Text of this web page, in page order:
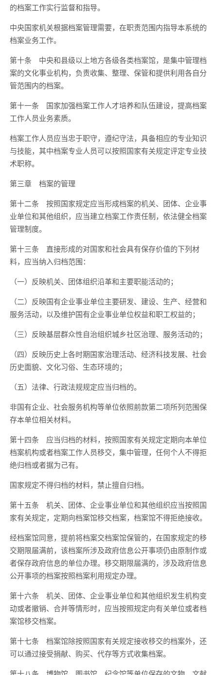
的档案工作实行监督和指导。
中央国家机关根据档案管理需要，在职责范围内指导本系统的
档案业务工作。
第十条 中央和县级以上地方各级各类档案馆，是集中管理档
案的文化事业机构，负责收集、整理、保管和提供利用各自分
管范围内的档案。
第十一条 国家加强档案工作人才培养和队伍建设，提高档案
工作人员业务素质。
档案工作人员应当忠于职守，遵纪守法，具备相应的专业知识
与技能，其中档案专业人员可以按照国家有关规定评定专业技
术职称。
第三章 档案的管理
第十二条 按照国家规定应当形成档案的机关、团体、企业事
业单位和其他组织，应当建立档案工作责任制，依法健全档案
管理制度。
第十三条 直接形成的对国家和社会具有保存价值的下列材
料，应当纳入归档范围：
（一）反映机关、团体组织沿革和主要职能活动的；
（二）反映国有企业事业单位主要研发、建设、生产、经营和
服务活动，以及维护国有企业事业单位权益和职工权益的；
（三）反映基层群众性自治组织城乡社区治理、服务活动的；
（四）反映历史上各时期国家治理活动、经济科技发展、社会
历史面貌、文化习俗、生态环境的；
（五）法律、行政法规规定应当归档的。
非国有企业、社会服务机构等单位依照前款第二项所列范围保
存本单位相关材料。
第十四条 应当归档的材料，按照国家有关规定定期向本单位
档案机构或者档案工作人员移交，集中管理，任何个人不得拒
绝归档或者据为己有。
国家规定不得归档的材料，禁止擅自归档。
第十五条 机关、团体、企业事业单位和其他组织应当按照国
家有关规定，定期向档案馆移交档案，档案馆不得拒绝接收。
经档案馆同意，提前将档案交档案馆保管的，在国家规定的移
交期限届满前，该档案所涉及政府信息公开事项仍由原制作或
者保存政府信息的单位办理。移交期限届满的，涉及政府信息
公开事项的档案按照档案利用规定办理。
第十六条 机关、团体、企业事业单位和其他组织发生机构变
动或者撤销、合并等情形时，应当按照规定向有关单位或者档
案馆移交档案。
第十七条 档案馆除按照国家有关规定接收移交的档案外，还
可以通过接受捐献、购买、代存等方式收集档案。